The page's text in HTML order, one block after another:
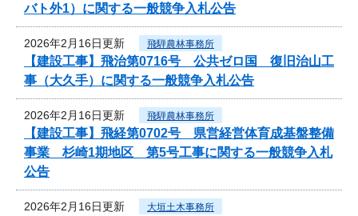
バト外1）に関する一般競争入札公告
2026年2月16日更新 飛騨農林事務所
【建設工事】飛治第0716号 公共ゼロ国 復旧治山工
事（大久手）に関する一般競争入札公告
2026年2月16日更新 飛騨農林事務所
【建設工事】飛経第0702号 県営経営体育成基盤整備
事業 杉崎1期地区 第5号工事に関する一般競争入札
公告
2026年2月16日更新 大垣土木事務所